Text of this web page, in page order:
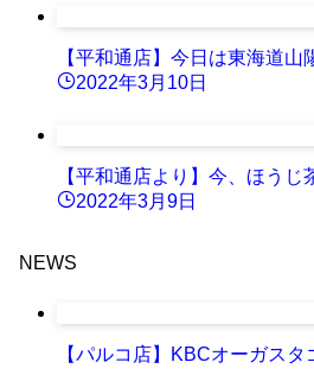
【平和通店】今日は東海道山
2022年3月10日
【平和通店より】今、ほうじ
2022年3月9日
NEWS
【パルコ店】KBCオーガス